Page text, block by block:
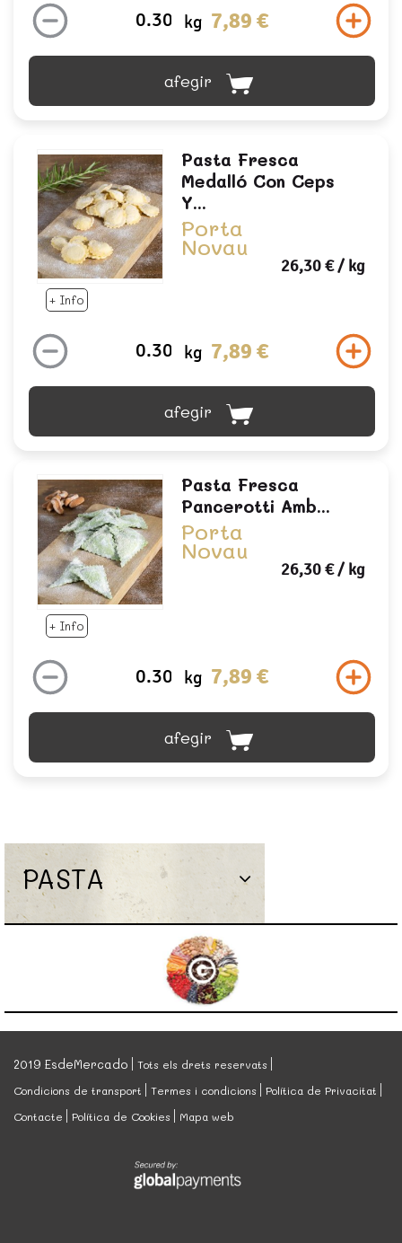
kg 7,89 €
afegir
+ Info
Pasta Fresca
Medalló Con Ceps
Y...
Porta
Novau
26,30 €/ kg
kg 7,89 €
afegir
+ Info
Pasta Fresca
Pancerotti Amb...
Porta
Novau
26,30 €/ kg
kg 7,89 €
afegir
PASTA
2019 EsdeMercado
Tots els drets reservats
Condicions de transport
Termes i condicions
Política de Privacitat
Contacte
Política de Cookies Mapa web